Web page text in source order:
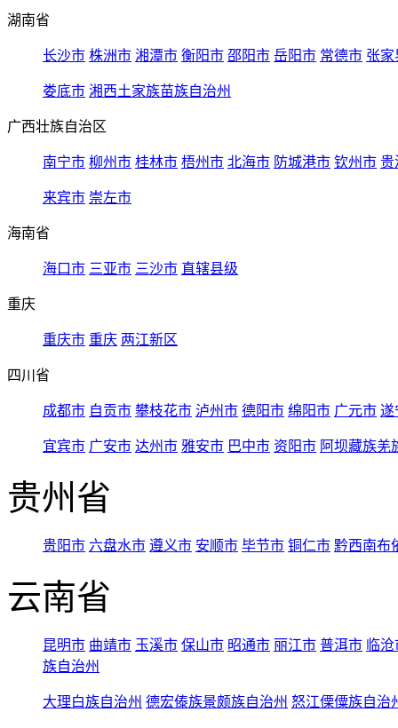
湖南省
长沙市 株洲市 湘潭市 衡阳市 邵阳市 岳阳市 常德市 张家
娄底市 湘西土家族苗族自治州
广西壮族自治区
南宁市 柳州市 桂林市 梧州市 北海市 防城港市 钦州市 贵
来宾市 崇左市
海南省
海口市 三亚市 三沙市 直辖县级
重庆
重庆市 重庆 两江新区
四川省
成都市 自贡市 攀枝花市 泸州市 德阳市 绵阳市 广元市 遂
宜宾市 广安市 达州市 雅安市 巴中市 资阳市 阿坝藏族羌
贵州省
贵阳市 六盘水市 遵义市 安顺市 毕节市 铜仁市 黔西南布
云南省
昆明市 曲靖市 玉溪市 保山市 昭通市 丽江市 普洱市 临
族自治州
大理白族自治州 德宏傣族景颇族自治州 怒江傈僳族自治